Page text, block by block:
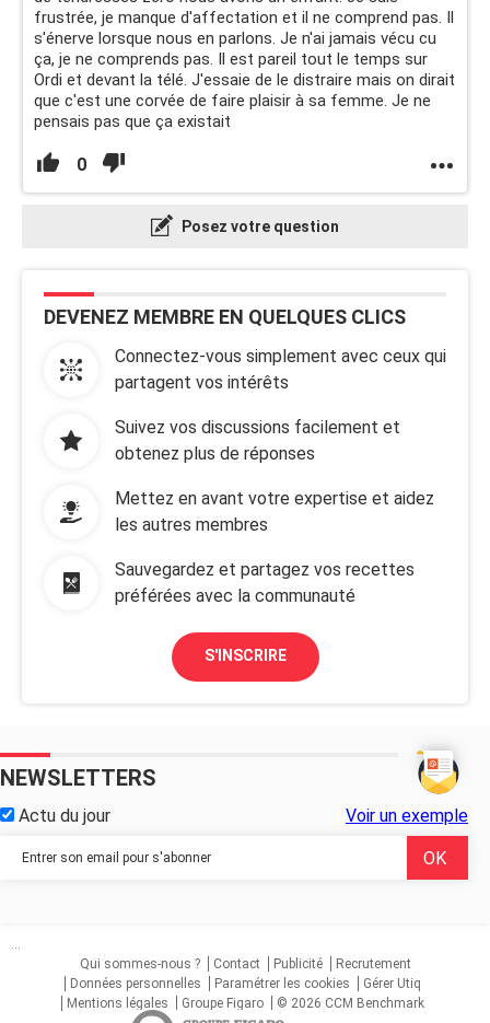
frustrée, je manque d'affectation et il ne comprend pas. Il
s'énerve lorsque nous en parlons. Je n'ai jamais vécu cu
ça, je ne comprends pas. Il est pareil tout le temps sur
Ordi et devant la télé. J'essaie de le distraire mais on dirait
que c'est une corvée de faire plaisir à sa femme. Je ne
pensais pas que ça existait
0
Posez votre question
DEVENEZ MEMBRE EN QUELQUES CLICS
Connectez-vous simplement avec ceux qui
partagent vos intérêts
Suivez vos discussions facilement et
obtenez plus de réponses
Mettez en avant votre expertise et aidez
les autres membres
Sauvegardez et partagez vos recettes
préférées avec la communauté
S'INSCRIRE
NEWSLETTERS
Actu du jour Voir un exemple
...
Qui sommes-nous ?
Contact Publicité
Recrutement
Données personnelles
Paramétrer les cookies
Gérer Utiq
Mentions légales
Groupe Figaro © 2026 CCM Benchmark